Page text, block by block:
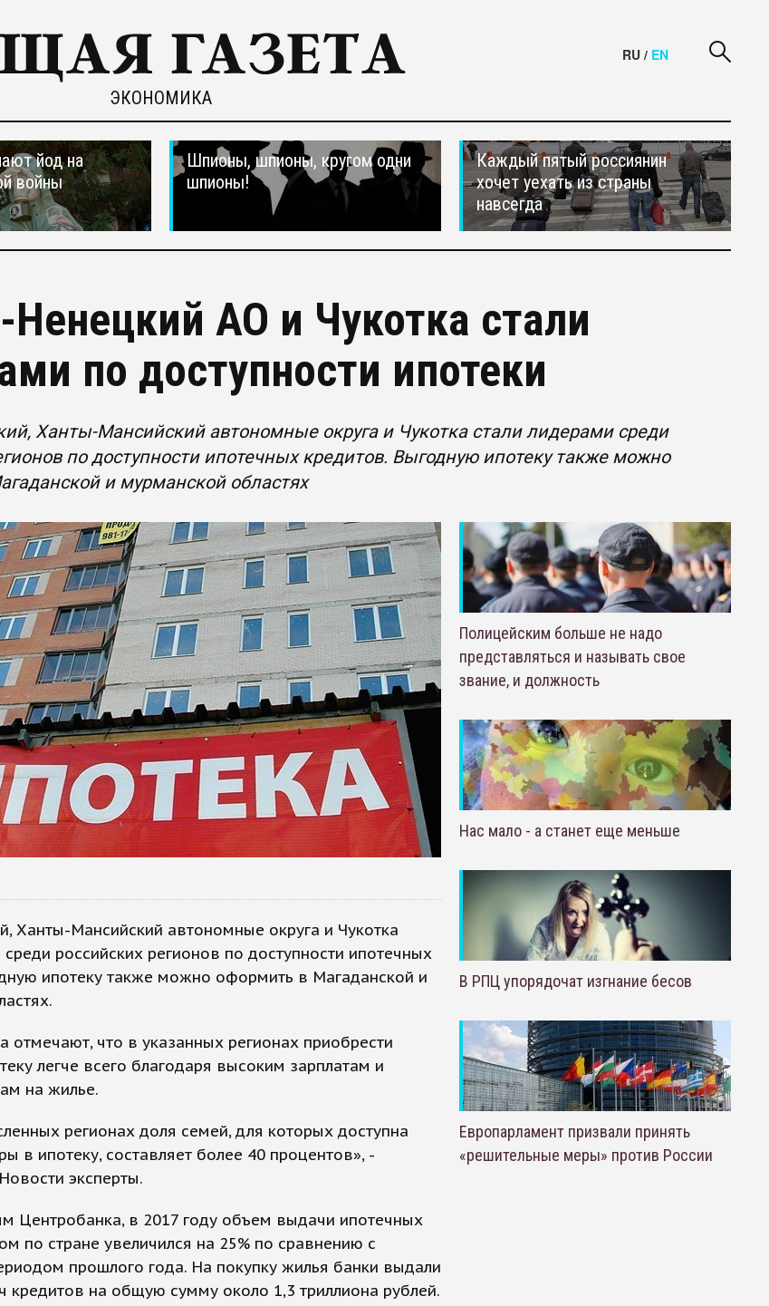
ЭКОНОМИКА
RU / EN
йод на
войны
Шпионы, шпионы, кругом одни
шпионы!
Каждый пятый россиянин
хочет уехать из страны
навсегда
АО и Чукотка стали
по доступности ипотеки
Ханты-Мансийский автономные округа и Чукотка стали лидерами среди
по доступности ипотечных кредитов. Выгодную ипотеку также можно
и мурманской областях
Ханты-Мансийский автономные округа и Чукотка
российских регионов по доступности ипотечных
ипотеку также можно оформить в Магаданской и
отмечают, что в указанных регионах приобрести
легче всего благодаря высоким зарплатам и
на жилье.
регионах доля семей, для которых доступна
в ипотеку, составляет более 40 процентов», -
эксперты.
Центробанка, в 2017 году объем выдачи ипотечных
по стране увеличился на 25% по сравнению с
прошлого года. На покупку жилья банки выдали
кредитов на общую сумму около 1,3 триллиона рублей.
Полицейским больше не надо
представляться и называть свое
звание, и должность
Нас мало - а станет еще меньше
В РПЦ упорядочат изгнание бесов
Европарламент призвали принять
«решительные меры» против России